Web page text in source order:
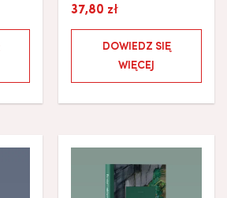
37,80 zł
DOWIEDZ SIĘ
WIĘCEJ